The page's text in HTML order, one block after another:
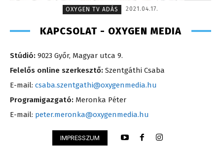
OXYGEN TV ADÁS
2021.04.17.
KAPCSOLAT - OXYGEN MEDIA
Stúdió: 9023 Győr, Magyar utca 9.
Felelős online szerkesztő: Szentgáthi Csaba
E-mail: csaba.szentgathi@oxygenmedia.hu
Programigazgató: Meronka Péter
E-mail: peter.meronka@oxygenmedia.hu
IMPRESSZUM